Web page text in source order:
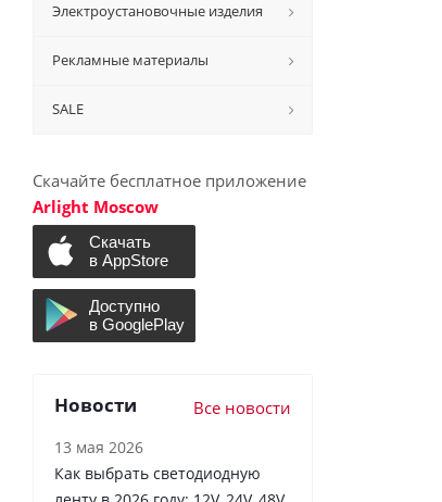
Электроустановочные изделия
Рекламные материалы
SALE
Скачайте бесплатное приложение
Arlight Moscow
Новости Все новости
13 мая 2026
Как выбрать светодиодную